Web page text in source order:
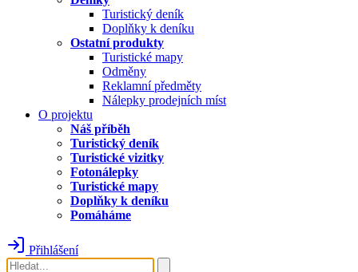
Turistický deník
Doplňky k deníku
Ostatní produkty
Turistické mapy
Odměny
Reklamní předměty
Nálepky prodejních míst
O projektu
Náš příběh
Turistický deník
Turistické vizitky
Fotonálepky
Turistické mapy
Doplňky k deníku
Pomáháme
Přihlášení